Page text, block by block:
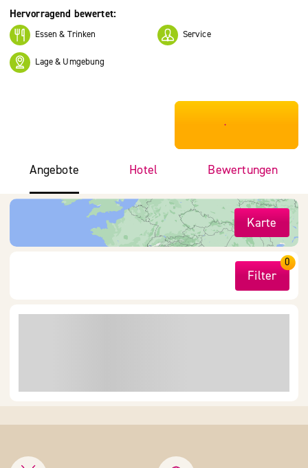
Hervorragend bewertet:
Essen & Trinken Service
Lage & Umgebung
***************
Angebote Hotel Bewertungen
Karte
Filter
0